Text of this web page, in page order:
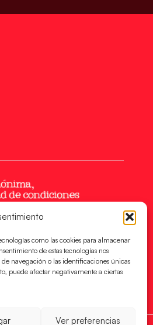
como las cookies para almacenar
de estas tecnologías nos
navegación o las identificaciones únicas
puede afectar negativamente a ciertas
Ver preferencias